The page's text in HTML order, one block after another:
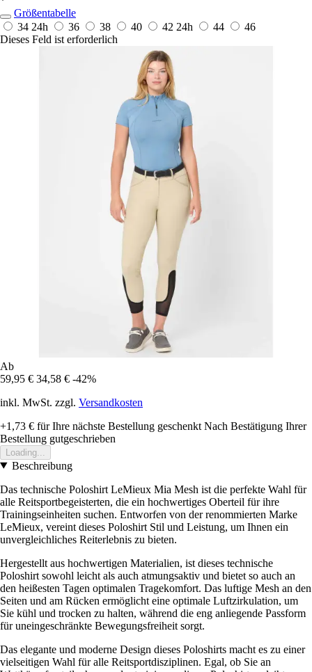
Größentabelle
34 24h 36 38 40 42 24h 44
46
Dieses Feld ist erforderlich
Ab
59,95 € 34,58 € -42%
inkl. MwSt. zzgl. Versandkosten
+1,73 € für Ihre nächste Bestellung geschenkt Nach Bestätigung Ihrer
Bestellung gutgeschrieben
Loading...
Beschreibung
Das technische Poloshirt LeMieux Mia Mesh ist die perfekte Wahl für
alle Reitsportbegeisterten, die ein hochwertiges Oberteil für ihre
Trainingseinheiten suchen. Entworfen von der renommierten Marke
LeMieux, vereint dieses Poloshirt Stil und Leistung, um Ihnen ein
unvergleichliches Reiterlebnis zu bieten.
Hergestellt aus hochwertigen Materialien, ist dieses technische
Poloshirt sowohl leicht als auch atmungsaktiv und bietet so auch an
den heißesten Tagen optimalen Tragekomfort. Das luftige Mesh an den
Seiten und am Rücken ermöglicht eine optimale Luftzirkulation, um
Sie kühl und trocken zu halten, während die eng anliegende Passform
für uneingeschränkte Bewegungsfreiheit sorgt.
Das elegante und moderne Design dieses Poloshirts macht es zu einer
vielseitigen Wahl für alle Reitsportdisziplinen. Egal, ob Sie an